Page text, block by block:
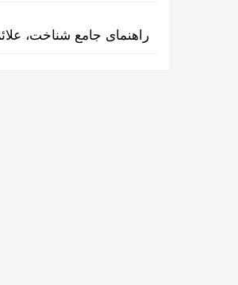
راهنمای جامع شناخت،